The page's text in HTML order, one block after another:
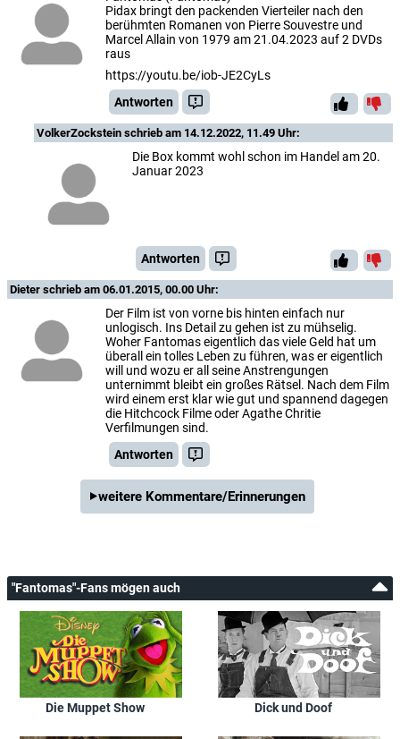
Pidax bringt den packenden Vierteiler nach den
berühmten Romanen von Pierre Souvestre und
Marcel Allain von 1979 am 21.04.2023 auf 2 DVDs
raus
https://youtu.be/iob-JE2CyLs
Antworten
VolkerZockstein schrieb am 14.12.2022, 11.49 Uhr:
Die Box kommt wohl schon im Handel am 20.
Januar 2023
Antworten
Dieter schrieb am 06.01.2015, 00.00 Uhr:
Der Film ist von vorne bis hinten einfach nur
unlogisch. Ins Detail zu gehen ist zu mühselig.
Woher Fantomas eigentlich das viele Geld hat um
überall ein tolles Leben zu führen, was er eigentlich
will und wozu er all seine Anstrengungen
unternimmt bleibt ein großes Rätsel. Nach dem Film
wird einem erst klar wie gut und spannend dagegen
die Hitchcock Filme oder Agathe Chritie
Verfilmungen sind.
Antworten
weitere Kommentare/Erinnerungen
"Fantomas"-Fans mögen auch
Die Muppet Show Dick und Doof